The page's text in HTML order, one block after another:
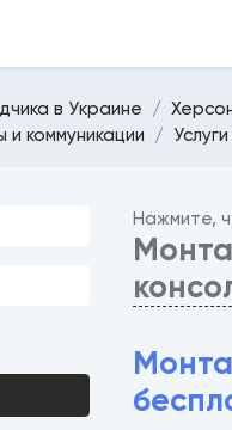
в Украине
коммуникации
Нажмите,